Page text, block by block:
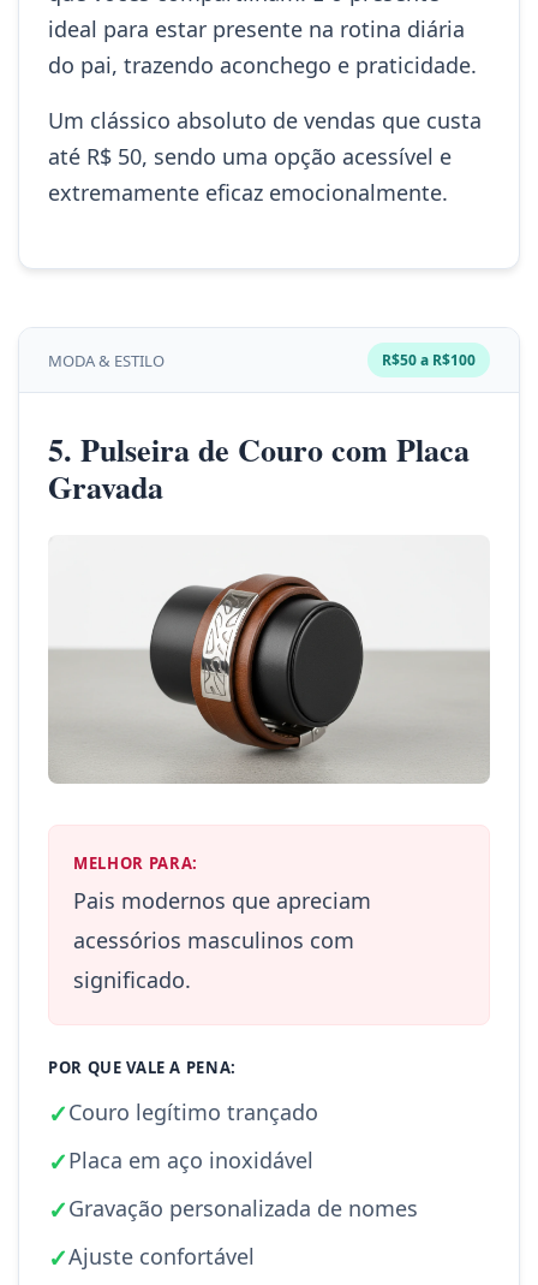
ideal para estar presente na rotina diária
do pai, trazendo aconchego e praticidade.
Um clássico absoluto de vendas que custa
até R$ 50, sendo uma opção acessível e
extremamente eficaz emocionalmente.
MODA & ESTILO R$50 a R$100
5. Pulseira de Couro com Placa
Gravada
MELHOR PARA:
Pais modernos que apreciam
acessórios masculinos com
significado.
POR QUE VALE A PENA:
✓Couro legítimo trançado
✓Placa em aço inoxidável
✓Gravação personalizada de nomes
✓Ajuste confortável